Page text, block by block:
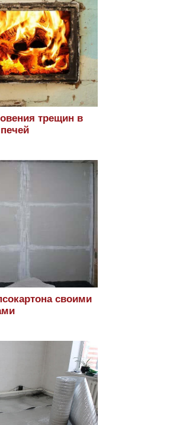
трещин в
своими